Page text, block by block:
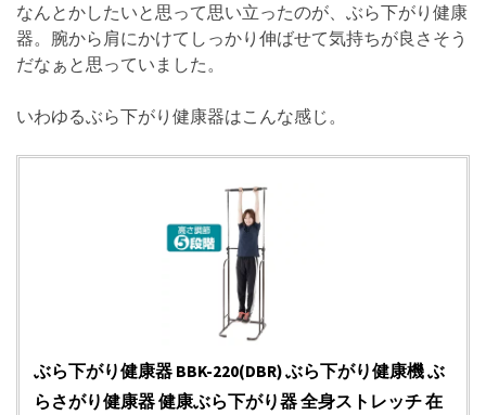
なんとかしたいと思って思い立ったのが、ぶら下がり健康
器。腕から肩にかけてしっかり伸ばせて気持ちが良さそう
だなぁと思っていました。
いわゆるぶら下がり健康器はこんな感じ。
ぶら下がり健康器 BBK-220(DBR) ぶら下がり健康機 ぶ
らさがり健康器 健康ぶら下がり器 全身ストレッチ 在